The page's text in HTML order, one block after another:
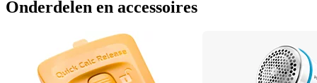
Onderdelen en accessoires